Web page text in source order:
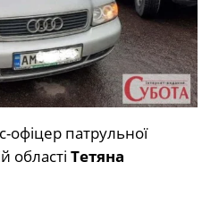
офіцер патрульної
області Тетяна